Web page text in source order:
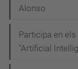
Alonso
Participa en
"Artificial